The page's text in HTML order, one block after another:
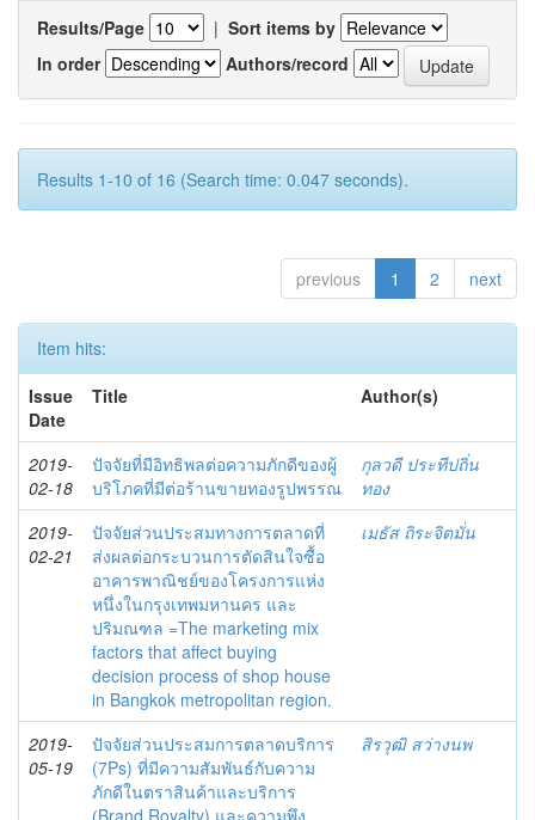
Results/Page | Sort items by
In order
Authors/record
Results 1-10 of 16 (Search time: 0.047 seconds).
previous 1 2 next
Item hits:
Issue
Date
Title Author(s)
2019-
02-18
ปัจจัยที่มีอิทธิพลต่อความภักดีของผู้
บริโภคที่มีต่อร้านขายทองรูปพรรณ
กุลวดี ประทีปถิ่น
ทอง
2019-
02-21
ปัจจัยส่วนประสมทางการตลาดที่
ส่งผลต่อกระบวนการตัดสินใจซื้อ
อาคารพาณิชย์ของโครงการแห่ง
หนึ่งในกรุงเทพมหานคร และ
ปริมณฑล =The marketing mix
factors that affect buying
decision process of shop house
in Bangkok metropolitan region.
เมธัส ถิระจิตมั่น
2019-
05-19
ปัจจัยส่วนประสมการตลาดบริการ
(7Ps) ที่มีความสัมพันธ์กับความ
ภักดีในตราสินค้าและบริการ
(ฺBrand Royalty) และความพึง
สิรวุฒิ สว่างนพ